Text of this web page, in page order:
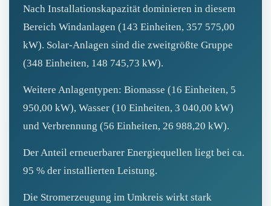
Nach Installationskapazität dominieren in diesem
Bereich Windanlagen (143 Einheiten, 357 575,00
kW). Solar‑Anlagen sind die zweitgrößte Gruppe
(348 Einheiten, 148 745,73 kW).
Weitere Anlagentypen: Biomasse (16 Einheiten, 5
950,00 kW), Wasser (10 Einheiten, 3 040,00 kW)
und Verbrennung (56 Einheiten, 26 988,20 kW).
Der Anteil erneuerbarer Energiequellen liegt bei ca.
95 % der installierten Leistung.
Die Stromerzeugung im Umkreis wirkt stark